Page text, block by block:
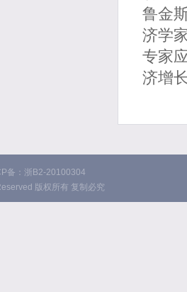
鲁金
济学
专家
济增
备：浙B2-20100304
版权所有 复制必究